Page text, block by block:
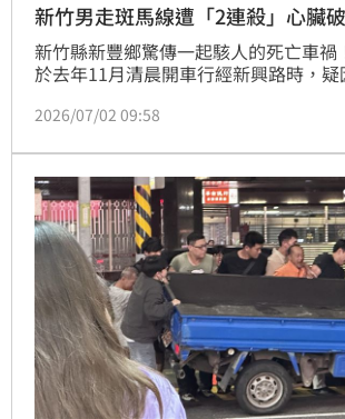
新竹男走斑馬線遭「2連殺」心臟
新竹縣新豐鄉驚傳一起駭人的死亡車禍
於去年11月清晨開車行經新興路時，
傷癱瘓倒地，無法動彈。沒想到翁女肇
後方張姓騎士閃避不及，直接輾過陳男
心臟破裂當場慘死。新竹地院審理後，
處翁女6個月有期徒刑，緩刑2年。
2026/07/02 09:58